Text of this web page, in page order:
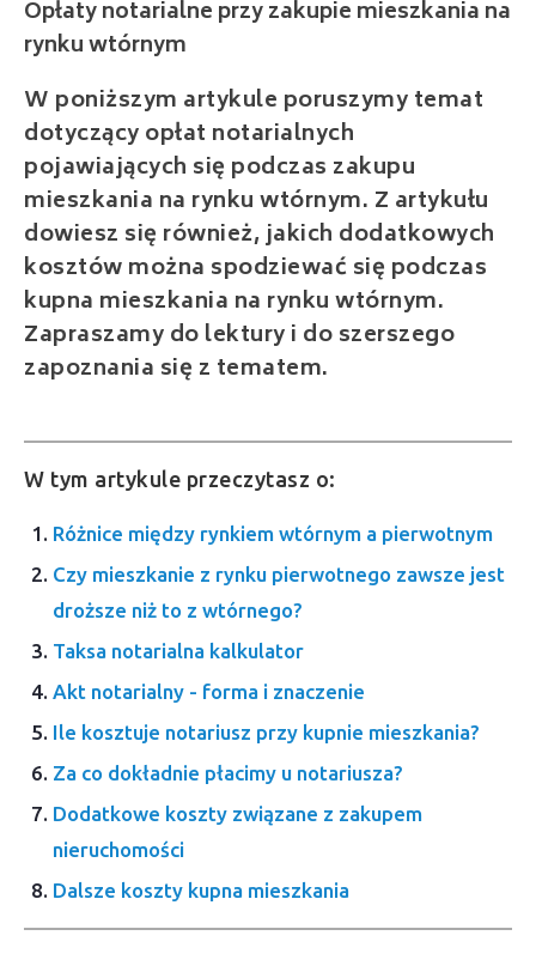
W poniższym artykule poruszymy temat
dotyczący opłat notarialnych
pojawiających się podczas zakupu
mieszkania na rynku wtórnym. Z artykułu
dowiesz się również, jakich dodatkowych
kosztów można spodziewać się podczas
kupna mieszkania na rynku wtórnym.
Zapraszamy do lektury i do szerszego
zapoznania się z tematem.
W tym artykule przeczytasz o:
Różnice między rynkiem wtórnym a pierwotnym
Czy mieszkanie z rynku pierwotnego zawsze jest
droższe niż to z wtórnego?
Taksa notarialna kalkulator
Akt notarialny - forma i znaczenie
Ile kosztuje notariusz przy kupnie mieszkania?
Za co dokładnie płacimy u notariusza?
Dodatkowe koszty związane z zakupem
nieruchomości
Dalsze koszty kupna mieszkania